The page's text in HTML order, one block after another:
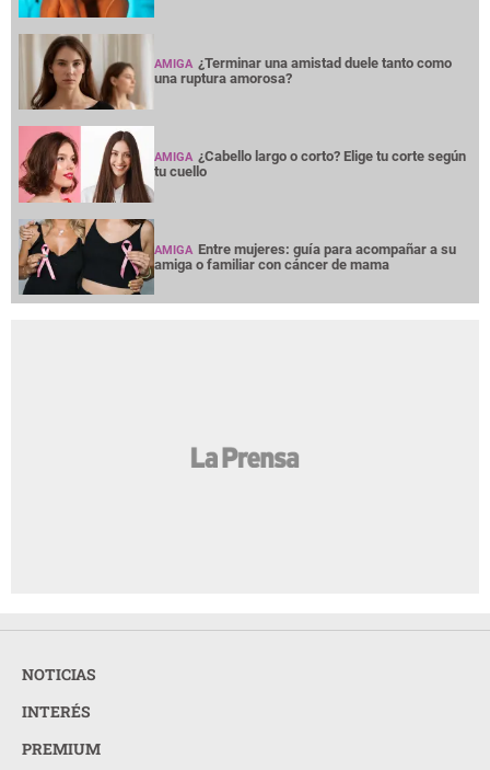
AMIGA ¿Terminar una amistad duele tanto como
una ruptura amorosa?
AMIGA ¿Cabello largo o corto? Elige tu corte según
tu cuello
AMIGA Entre mujeres: guía para acompañar a su
amiga o familiar con cáncer de mama
NOTICIAS
INTERÉS
PREMIUM